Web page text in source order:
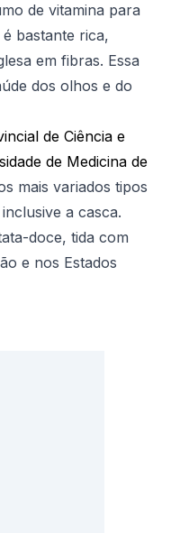
de vitamina para
bastante rica,
em fibras. Essa
dos olhos e do
de Ciência e
de Medicina de
mais variados tipos
a casca.
doce, tida com
e nos Estados